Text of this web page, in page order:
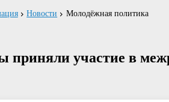
Новости Молодёжная политика
приняли участие в